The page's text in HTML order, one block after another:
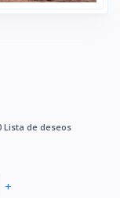
Lista de deseos
+